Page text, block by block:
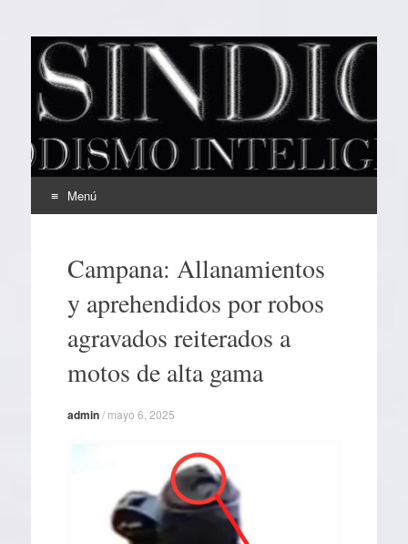
EL SINDICAL
Periodismo Inteligente
Menú
contenidoCampana: Allanamientos
y aprehendidos por robos
agravados reiterados a
motos de alta gama
admin/ mayo 6, 2025